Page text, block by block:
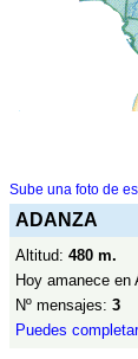
Sube una foto de
ADANZA
Altitud: 480 m.
Hoy amanece en
Nº mensajes: 3
Puedes